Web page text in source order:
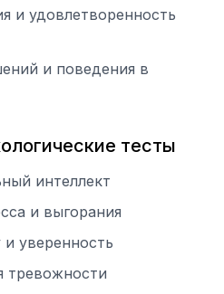
и удовлетворенность
и поведения в
тесты
интеллект
и выгорания
уверенность
тревожности